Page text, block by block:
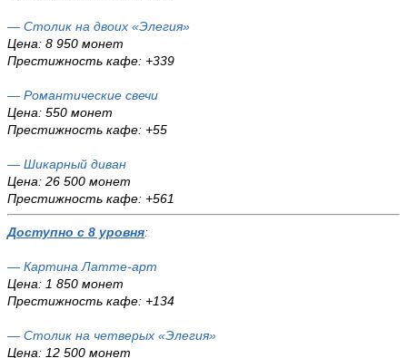
— Столик на двоих «Элегия»
Цена: 8 950 монет
Престижность кафе: +339
— Романтические свечи
Цена: 550 монет
Престижность кафе: +55
— Шикарный диван
Цена: 26 500 монет
Престижность кафе: +561
Доступно с 8 уровня:
— Картина Латте-арт
Цена: 1 850 монет
Престижность кафе: +134
— Столик на четверых «Элегия»
Цена: 12 500 монет